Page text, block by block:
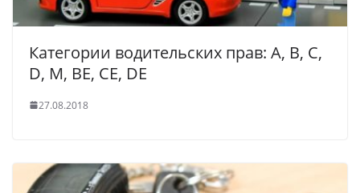
Категории водительских прав: A, B, C,
D, М, BE, CE, DE
27.08.2018